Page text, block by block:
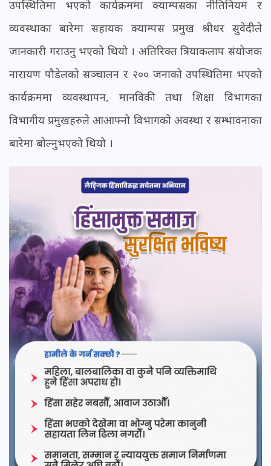
उपस्थितिमा भएको कार्यक्रममा क्याम्पसका नीतिनियम र
व्यवस्थाका बारेमा सहायक क्याम्पस प्रमुख श्रीधर सुवेदीले
जानकारी गराउनु भएको थियो । अतिरिक्त त्रियाकलाप संयोजक
नारायण पौडेलको सञ्चालन र २०० जनाको उपस्थितिमा भएको
कार्यक्रममा व्यवस्थापन, मानविकी तथा शिक्षा विभागका
विभागीय प्रमुखहरुले आआफ्नो विभागको अवस्था र सम्भावनाका
बारेमा बोल्नुभएको थियो ।